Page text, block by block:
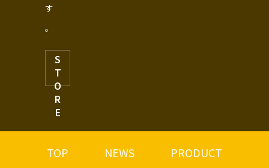
す
。
S
T
O
R
E
TOP NEWS PRODUCT